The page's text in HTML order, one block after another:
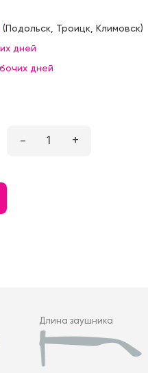
(Подольск, Троицк, Климовск)
дней
дней
– 1 +
Длина заушника